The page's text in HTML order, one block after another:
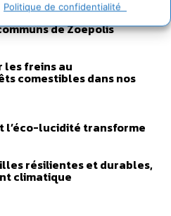
Politique de confidentialité
aux espèces vivantes
de Zoepolis
les freins au
comestibles dans nos
l’éco-lucidité transforme
résilientes et durables,
climatique